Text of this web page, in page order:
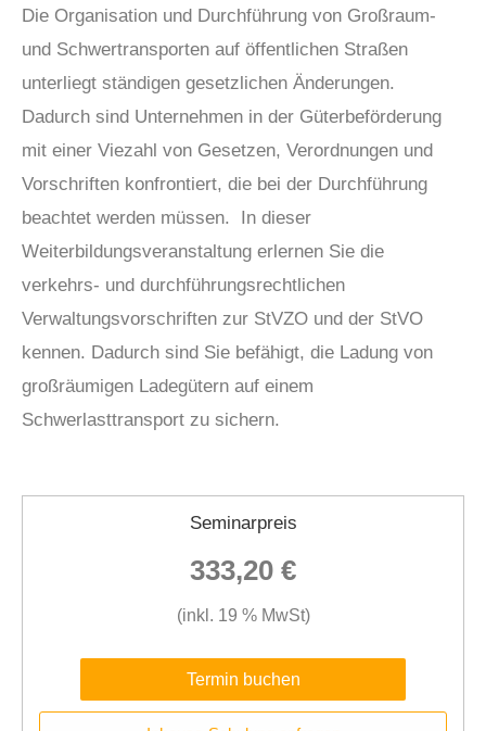
Die Organisation und Durchführung von Großraum-
und Schwertransporten auf öffentlichen Straßen
unterliegt ständigen gesetzlichen Änderungen.
Dadurch sind Unternehmen in der Güterbeförderung
mit einer Viezahl von Gesetzen, Verordnungen und
Vorschriften konfrontiert, die bei der Durchführung
beachtet werden müssen. In dieser
Weiterbildungsveranstaltung erlernen Sie die
verkehrs- und durchführungsrechtlichen
Verwaltungsvorschriften zur StVZO und der StVO
kennen. Dadurch sind Sie befähigt, die Ladung von
großräumigen Ladegütern auf einem
Schwerlasttransport zu sichern.
Seminarpreis
333,20 €
(inkl. 19 % MwSt)
Termin buchen